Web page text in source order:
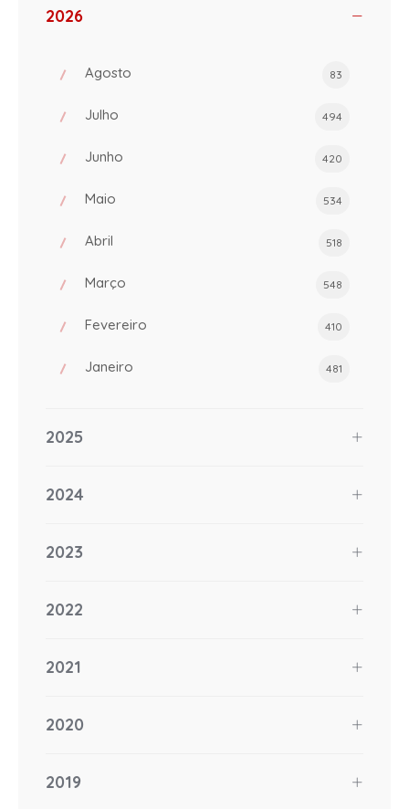
2026
Agosto 83
Julho 494
Junho 420
Maio 534
Abril 518
Março 548
Fevereiro 410
Janeiro 481
2025
2024
2023
2022
2021
2020
2019